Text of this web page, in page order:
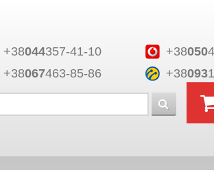
+38044357-41-10 +38050
+38067463-85-86 +38093